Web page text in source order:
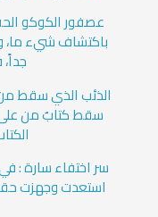
عصفور الكوكو
باكتشاف شيء ما،
الذئب الذي سقط
سقط كتابٌ من
سر اختفاء سارة :
استعدت وجهزت